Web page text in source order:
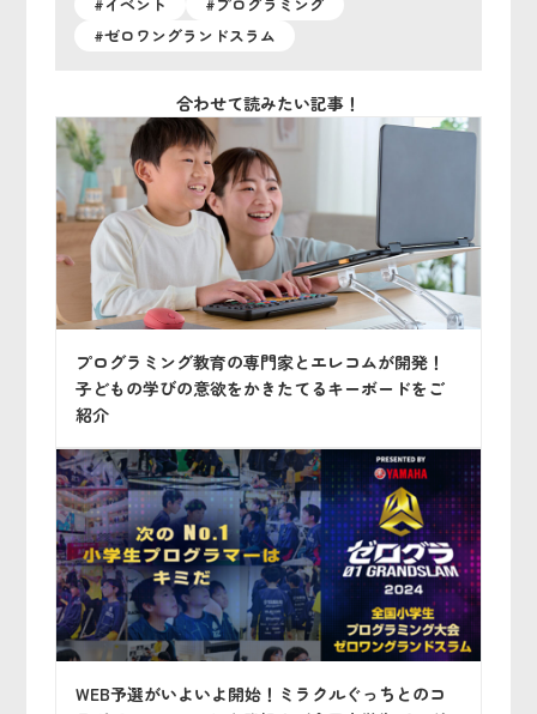
#ゼロワングランドスラム
合わせて読みたい記事！
プログラミング教育の専門家とエレコムが開発！
子どもの学びの意欲をかきたてるキーボードをご
紹介
WEB予選がいよいよ開始！ミラクルぐっちとのコ